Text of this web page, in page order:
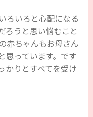
ろいろと心配になる
ろうと思い悩むこと
赤ちゃんもお母さん
思っています。です
かりとすべてを受け